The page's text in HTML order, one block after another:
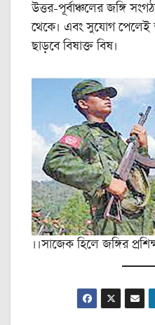
উত্তর-পূর্বাঞ্চলের জঙ্গি
থেকে। এবং সুযোগ পেলেই
ছাড়বে বিষাক্ত বিষ।
।।সাজেক হিলে জঙ্গির